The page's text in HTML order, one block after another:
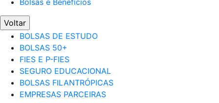
Bolsas e Benefícios
Voltar
BOLSAS DE ESTUDO
BOLSAS 50+
FIES E P-FIES
SEGURO EDUCACIONAL
BOLSAS FILANTRÓPICAS
EMPRESAS PARCEIRAS